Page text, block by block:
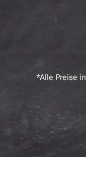
*Alle Preise